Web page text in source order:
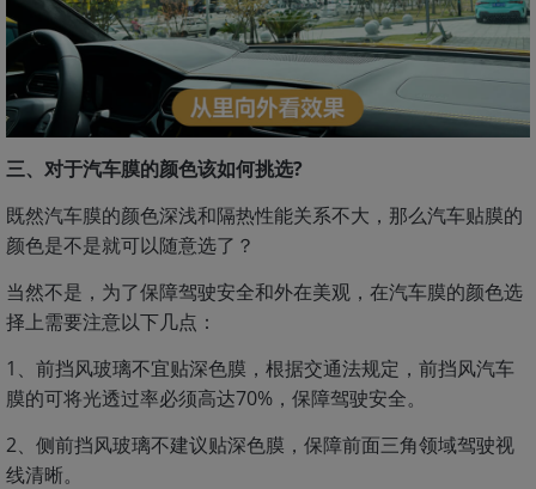
三、对于汽车膜的颜色该如何挑选?
既然汽车膜的颜色深浅和隔热性能关系不大，那么汽车贴膜的
颜色是不是就可以随意选了？
当然不是，为了保障驾驶安全和外在美观，在汽车膜的颜色选
择上需要注意以下几点：
1、前挡风玻璃不宜贴深色膜，根据交通法规定，前挡风汽车
膜的可将光透过率必须高达70%，保障驾驶安全。
2、侧前挡风玻璃不建议贴深色膜，保障前面三角领域驾驶视
线清晰。